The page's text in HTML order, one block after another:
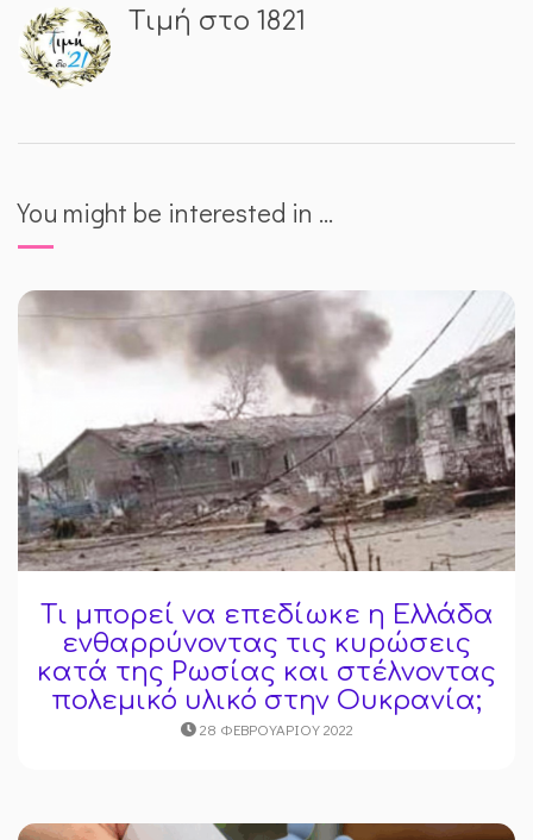
Τιμή στο 1821
You might be interested in …
Τι μπορεί να επεδίωκε η Ελλάδα
ενθαρρύνοντας τις κυρώσεις
κατά της Ρωσίας και στέλνοντας
πολεμικό υλικό στην Ουκρανία;
28 ΦΕΒΡΟΥΑΡΊΟΥ 2022